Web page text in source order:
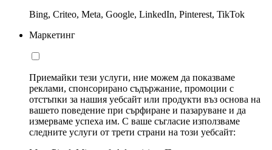
Bing, Criteo, Meta, Google, LinkedIn, Pinterest, TikTok
Маркетинг
Приемайки тези услуги, ние можем да показваме
реклами, спонсорирано съдържание, промоции с
отстъпки за нашия уебсайт или продукти въз основа на
вашето поведение при сърфиране и пазаруване и да
измерваме успеха им. С ваше съгласие използваме
следните услуги от трети страни на този уебсайт: